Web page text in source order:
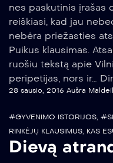
nes paskutinis įrašas
reiškiasi, kad jau
nebėra priežasties
Puikus klausimas.
ruošiu tekstą apie
peripetijas, nors ir…
28 sausio, 2016 Aušra
#GYVENIMO ISTORIJOS,
RINKĖJŲ KLAUSIMUS, KAS
Dievą